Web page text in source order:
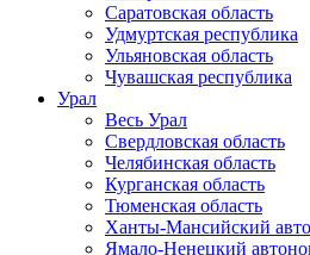
Саратовская область
Удмуртская республика
Ульяновская область
Чувашская республика
Урал
Весь Урал
Свердловская область
Челябинская область
Курганская область
Тюменская область
Ханты-Мансийский
Ямало-Ненецкий